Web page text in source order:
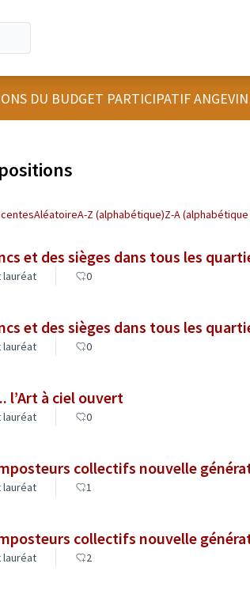
DU BUDGET PARTICIPATIF ANGEVIN
AléatoireA-Z (alphabétique)Z-A
et des sièges dans tous les
lauréat 0
et des sièges dans tous les
lauréat 0
l’Art à ciel ouvert
lauréat 0
collectifs nouvelle
lauréat 1
collectifs nouvelle
lauréat 2